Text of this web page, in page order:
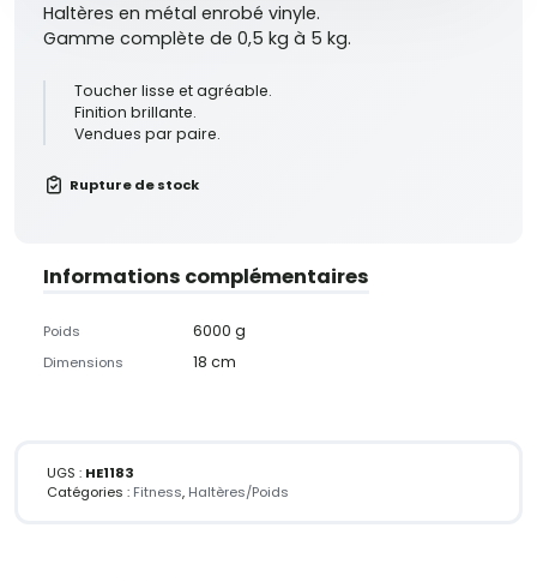
Haltères en métal enrobé vinyle.
Gamme complète de 0,5 kg à 5 kg.
Toucher lisse et agréable.
Finition brillante.
Vendues par paire.
Rupture de stock
Informations complémentaires
Poids 6000 g
Dimensions 18 cm
UGS : HE1183
Catégories : Fitness, Haltères/Poids